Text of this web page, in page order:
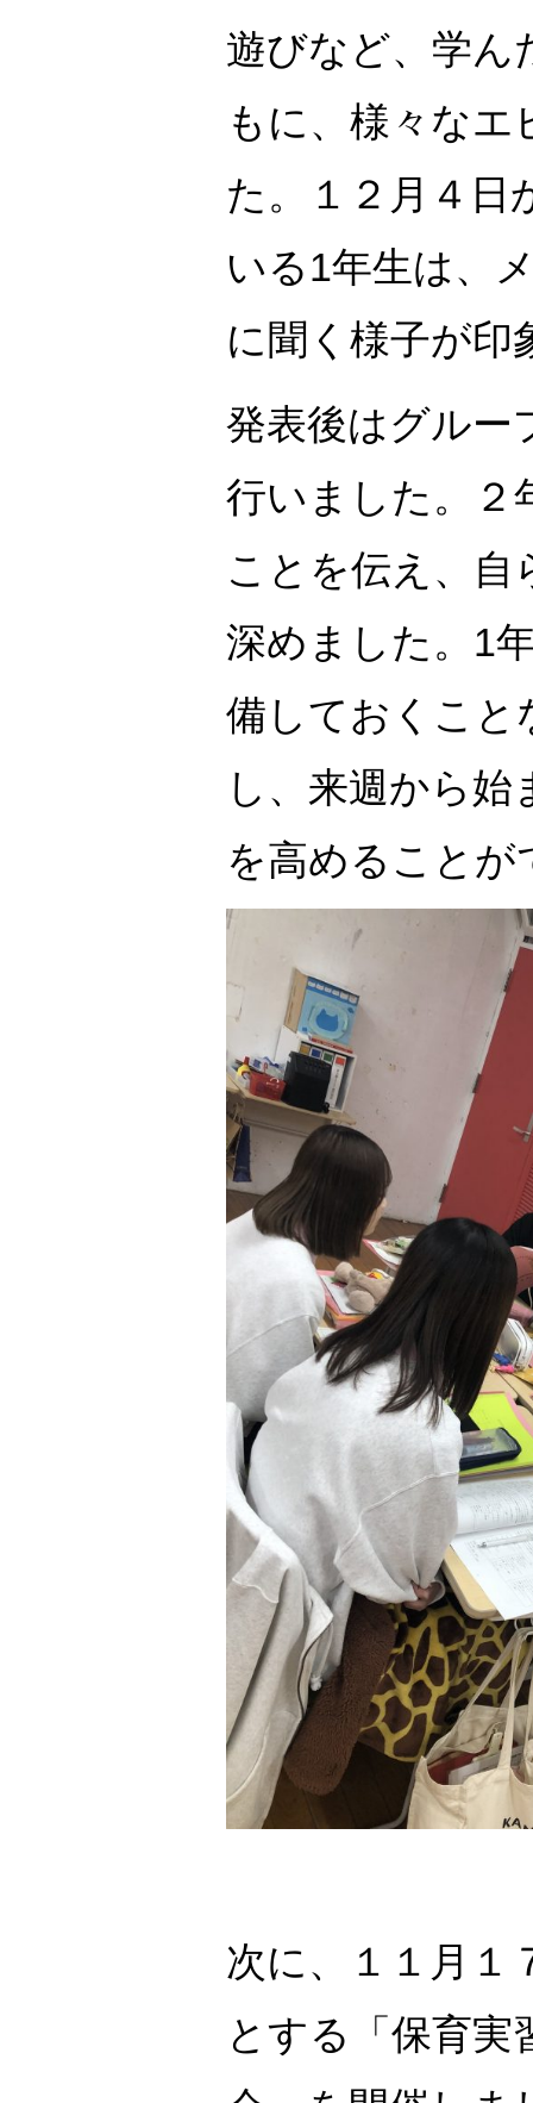
遊びなど、学ん
もに、様々な
た。１２月４日
いる1年生は、
に聞く様子が印
発表後はグルー
行いました。２
ことを伝え、自
深めました。1
備しておくこと
し、来週から始
を高めることが
次に、１１月１
とする「保育実